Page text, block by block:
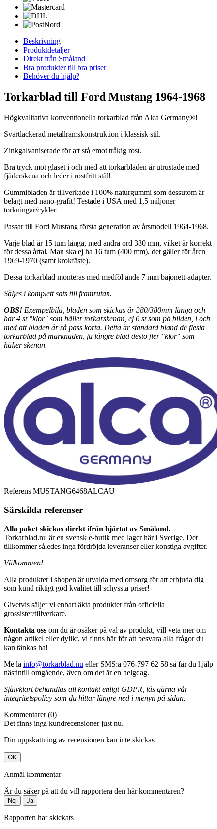
Beskrivning
Produktdetaljer
Direkt från Småland
Bra produkter till bra priser
Behöver du hjälp?
Torkarblad till Ford Mustang 1964-1968
Högkvalitativa konventionella torkarblad från Alca Germany®!
Svartlackerad metallramskonstruktion i klassisk stil.
Zinkgalvaniserade för att stå emot tråkig rost.
Bra tryck mot glaset i och med att torkarbladen är utrustade med
fjäderskena och leder i rostfritt stål!
Gummibladen är tillverkade i 100% naturgummi som dessutom är
belagt med nano-grafit! Testade i USA med 1,5 miljoner
torkningar/cykler.
Passar till Ford Mustang första generation av årsmodell 1964-1968.
Varje blad är 15 tum långa, med andra ord 380 mm, vilket är korrekt
för dessa årtal. Man ska ej ha 16 tum (400 mm), det gäller för åren
1969-1970 (samt krokfäste).
Dessa torkarblad monteras med medföljande 7 mm bajonett-adapter.
Säljes i komplett sats till framrutan.
OBS! Exempelbild, bladen som skickas är 380/380mm långa och
har 4 st "klor" som håller torkarskenan, ej 6 st som på bilden, i och
med att bladen är så pass korta. Detta är standard bland de flesta
torkarblad på marknaden, ju längre blad desto fler "klor" som
håller skenan.
Referens MUSTANG6468ALCAU
Särskilda referenser
Alla paket skickas direkt ifrån hjärtat av Småland.
Torkarblad.nu är en svensk e-butik med lager här i Sverige. Det
tillkommer således inga fördröjda leveranser eller konstiga avgifter.
Välkommen!
Alla produkter i shopen är utvalda med omsorg för att erbjuda dig
som kund riktigt god kvalitet till schyssta priser!
Givetvis säljer vi enbart äkta produkter från officiella
grossister/tillverkare.
Kontakta oss om du är osäker på val av produkt, vill veta mer om
någon artikel eller dylikt, vi finns här för att besvara alla frågor du
kan tänkas ha!
Mejla info@torkarblad.nu eller SMS:a 076-797 62 58 så får du hjälp
nästintill omgående, även om det är en helgdag.
Självklart behandlas all kontakt enligt GDPR, läs gärna vår
integritetspolicy som du hittar längre ned i menyn på sidan.
Kommentarer (0)
Det finns inga kundrecensioner just nu.
Din uppskattning av recensionen kan inte skickas
OK
Anmäl kommentar
Är du säker på att du vill rapportera den här kommentaren?
Nej Ja
Rapporten har skickats